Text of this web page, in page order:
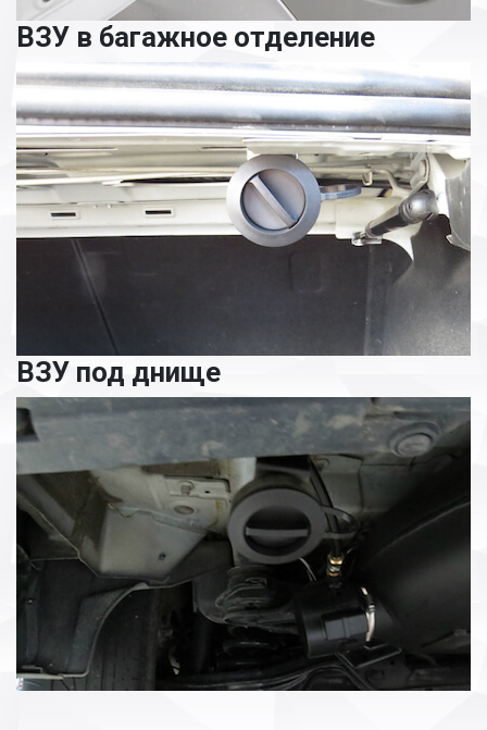
ВЗУ в багажное отделение
ВЗУ под днище